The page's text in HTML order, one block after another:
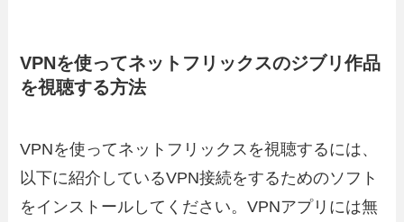
VPNを使ってネットフリックスのジブリ作品
を視聴する方法
VPNを使ってネットフリックスを視聴するには、
以下に紹介しているVPN接続をするためのソフト
をインストールしてください。VPNアプリには無